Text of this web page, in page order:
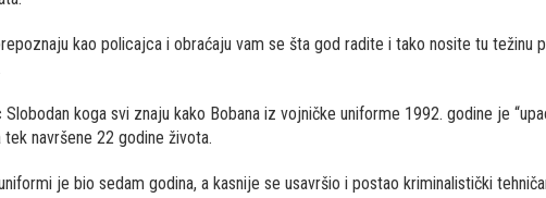
kao policajca i obraćaju vam se šta god radite i tako nosite tu težinu
koga svi znaju kako Bobana iz vojničke uniforme 1992. godine je
navršene 22 godine života.
je bio sedam godina, a kasnije se usavršio i postao kriminalistički